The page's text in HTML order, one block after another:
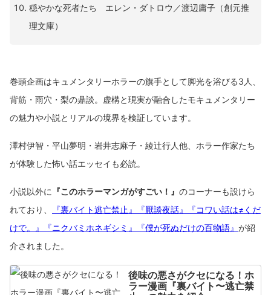
穏やかな死者たち エレン・ダトロウ／渡辺庸子（創元推
理文庫）
巻頭企画はキュメンタリーホラーの旗手として脚光を浴びる3人、
背筋・雨穴・梨の鼎談。虚構と現実が融合したモキュメンタリー
の魅力や小説とリアルの境界を検証しています。
澤村伊智・平山夢明・岩井志麻子・綾辻行人他、ホラー作家たち
が体験した怖い話エッセイも必読。
小説以外に 『このホラーマンガがすごい！』 のコーナーも設けら
れており、
『裏バイト逃亡禁止』 『厭談夜話』
『コワい話は≠くだ
けで。』
『ニクバミホネギシミ』 『僕が死ぬだけの百物語』 が紹
介されました。
後味の悪さがクセになる！ホ
ラー漫画『裏バイト〜逃亡禁